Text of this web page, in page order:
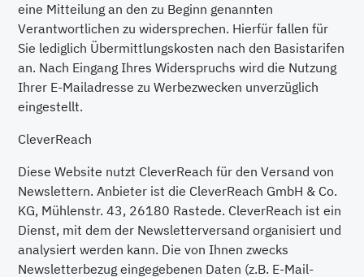
eine Mitteilung an den zu Beginn genannten
Verantwortlichen zu widersprechen. Hierfür fallen für
Sie lediglich Übermittlungskosten nach den Basistarifen
an. Nach Eingang Ihres Widerspruchs wird die Nutzung
Ihrer E-Mailadresse zu Werbezwecken unverzüglich
eingestellt.
CleverReach
Diese Website nutzt CleverReach für den Versand von
Newslettern. Anbieter ist die CleverReach GmbH & Co.
KG, Mühlenstr. 43, 26180 Rastede. CleverReach ist ein
Dienst, mit dem der Newsletterversand organisiert und
analysiert werden kann. Die von Ihnen zwecks
Newsletterbezug eingegebenen Daten (z.B. E-Mail-